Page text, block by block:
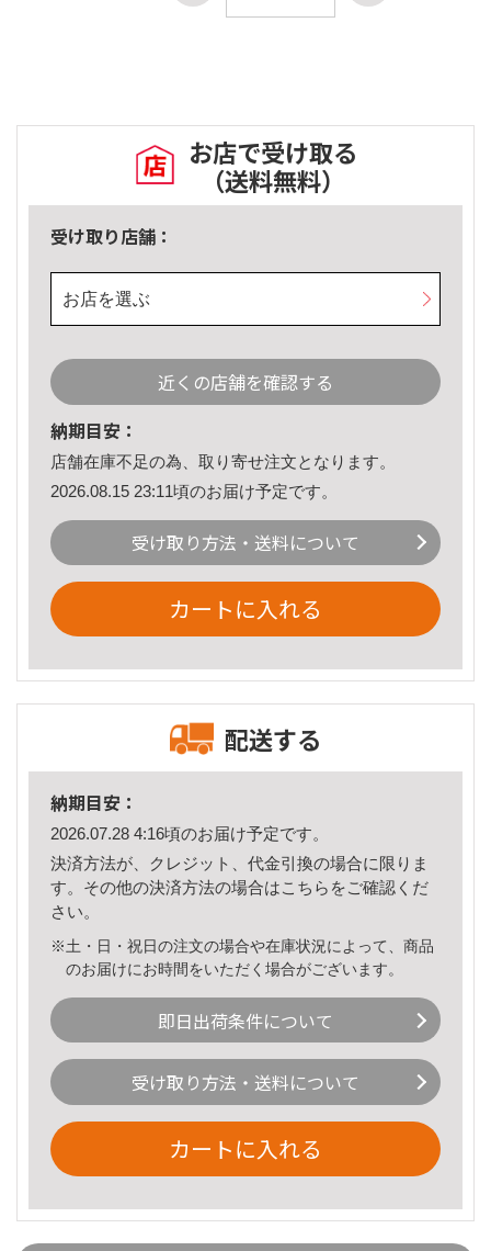
お店で受け取る
（送料無料）
受け取り店舗：
お店を選ぶ
近くの店舗を確認する
納期目安：
店舗在庫不足の為、取り寄せ注文となります。
2026.08.15 23:11頃のお届け予定です。
受け取り方法・送料について
カートに入れる
配送する
納期目安：
2026.07.28 4:16頃のお届け予定です。
決済方法が、クレジット、代金引換の場合に限りま
す。その他の決済方法の場合はこちら をご確認くだ
さい。
※土・日・祝日の注文の場合や在庫状況によって、商品
のお届けにお時間をいただく場合がございます。
即日出荷条件について
受け取り方法・送料について
カートに入れる